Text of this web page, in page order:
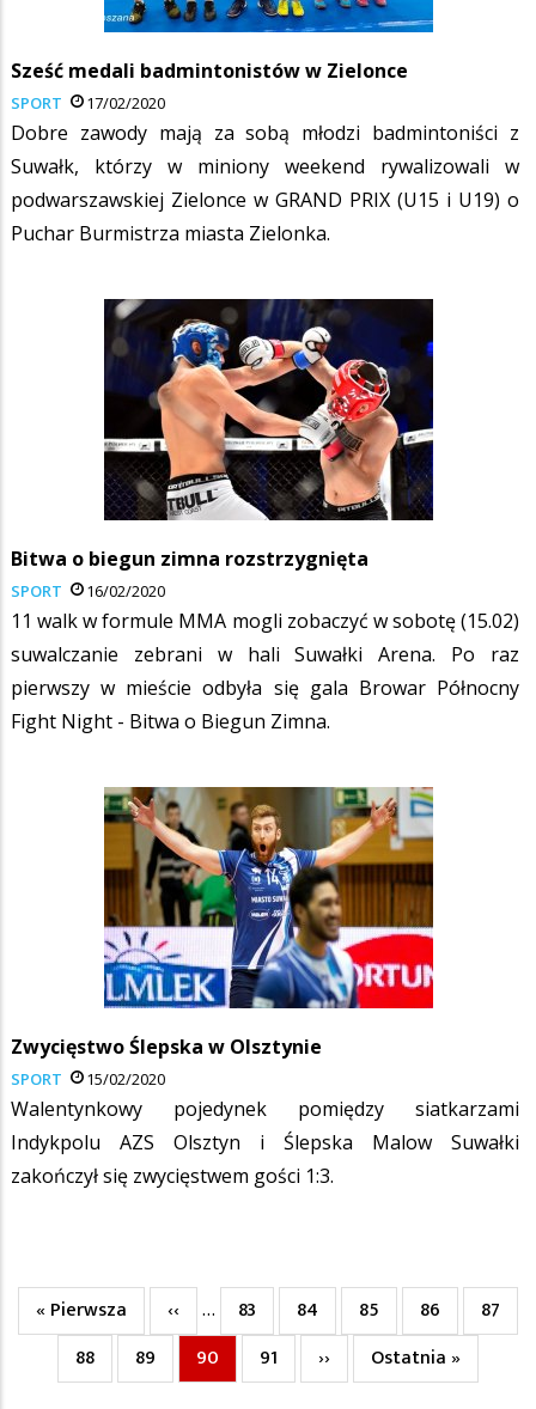
Sześć medali badmintonistów w Zielonce
SPORT 17/02/2020
Dobre zawody mają za sobą młodzi badmintoniści z
Suwałk, którzy w miniony weekend rywalizowali w
podwarszawskiej Zielonce w GRAND PRIX (U15 i U19) o
Puchar Burmistrza miasta Zielonka.
Bitwa o biegun zimna rozstrzygnięta
SPORT 16/02/2020
11 walk w formule MMA mogli zobaczyć w sobotę (15.02)
suwalczanie zebrani w hali Suwałki Arena. Po raz
pierwszy w mieście odbyła się gala Browar Północny
Fight Night - Bitwa o Biegun Zimna.
Zwycięstwo Ślepska w Olsztynie
SPORT 15/02/2020
Walentynkowy pojedynek pomiędzy siatkarzami
Indykpolu AZS Olsztyn i Ślepska Malow Suwałki
zakończył się zwycięstwem gości 1:3.
Stronicowanie
Pierwsza
strona
« Pierwsza
Poprzednia
strona
‹‹ … Page
83 Page
84 Page
85 Page
86 Page
87
Page
88 Page
89
Bieżąca
strona
90 Page
91
Następna
strona
››
Ostatnia
strona
Ostatnia »